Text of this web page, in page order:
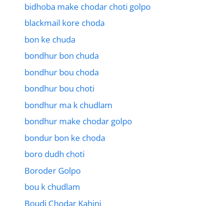
bidhoba make chodar choti golpo
blackmail kore choda
bon ke chuda
bondhur bon chuda
bondhur bou choda
bondhur bou choti
bondhur ma k chudlam
bondhur make chodar golpo
bondur bon ke choda
boro dudh choti
Boroder Golpo
bou k chudlam
Boudi Chodar Kahini